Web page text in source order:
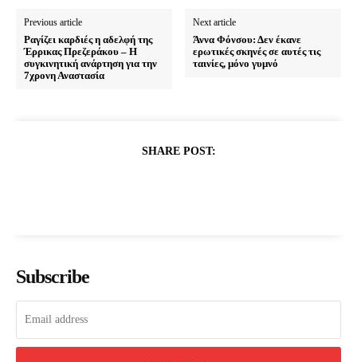
Previous article
Ραγίζει καρδιές η αδελφή της
Έρρικας Πρεζεράκου – Η
συγκινητική ανάρτηση για την
7χρονη Αναστασία
Next article
Άννα Φόνσου: Δεν έκανε
ερωτικές σκηνές σε αυτές τις
ταινίες, μόνο γυμνό
SHARE POST:
Subscribe